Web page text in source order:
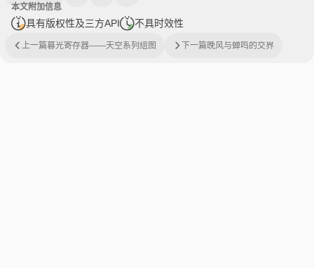
本文附加信息
具有版权性及三方API 不具时效性
上一篇暮光寄存器——天空系列组图 下一篇晚风与蝉鸣的交界